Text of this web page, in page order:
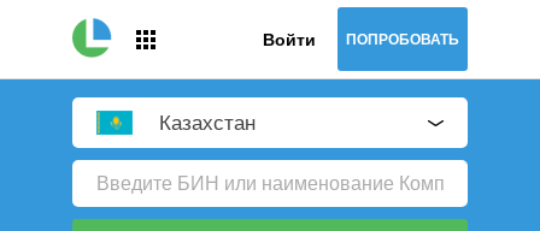
Войти ПОПРОБОВАТЬ
Казахстан